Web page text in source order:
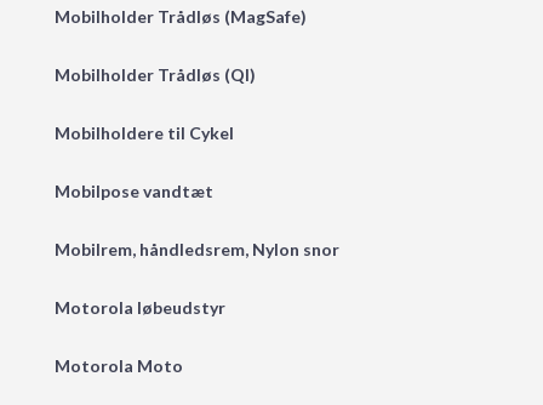
Mobilholder Trådløs (MagSafe)
Mobilholder Trådløs (QI)
Mobilholdere til Cykel
Mobilpose vandtæt
Mobilrem, håndledsrem, Nylon snor
Motorola løbeudstyr
Motorola Moto